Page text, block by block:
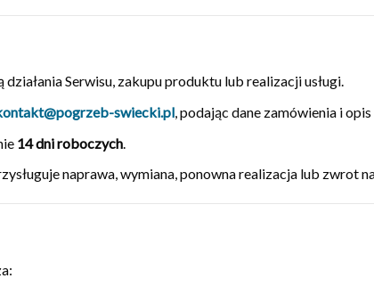
Serwisu, zakupu produktu lub realizacji usługi.
swiecki.pl, podając dane zamówienia i
14 dni roboczych.
naprawa, wymiana, ponowna realizacja lub zwrot